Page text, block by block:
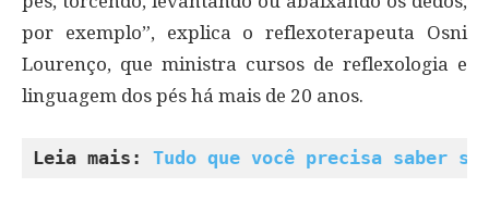
por exemplo”, explica o reflexoterapeuta Osni
Lourenço, que ministra cursos de reflexologia e
linguagem dos pés há mais de 20 anos.
Leia mais: Tudo que você precisa saber